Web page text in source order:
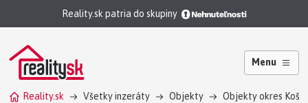
Reality.sk patria do skupiny
Menu
Reality.sk Všetky inzeráty Objekty Objekty okres